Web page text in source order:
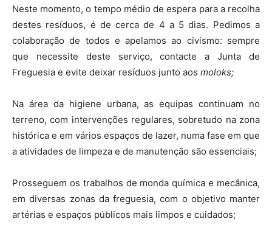
Neste momento, o tempo médio de espera para a recolha
destes resíduos, é de cerca de 4 a 5 dias. Pedimos a
colaboração de todos e apelamos ao civismo: sempre
que necessite deste serviço, contacte a Junta de
Freguesia e evite deixar resíduos junto aos moloks;
Na área da higiene urbana, as equipas continuam no
terreno, com intervenções regulares, sobretudo na zona
histórica e em vários espaços de lazer, numa fase em que
a atividades de limpeza e de manutenção são essenciais;
Prosseguem os trabalhos de monda química e mecânica,
em diversas zonas da freguesia, com o objetivo manter
artérias e espaços públicos mais limpos e cuidados;